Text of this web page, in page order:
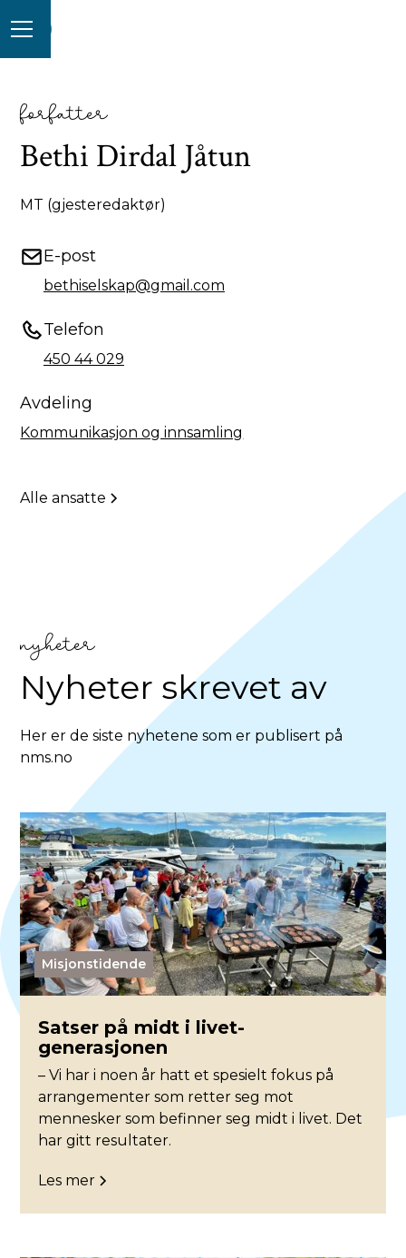
forfatter
Bethi Dirdal Jåtun
MT (gjesteredaktør)
E-post
bethiselskap@gmail.com
Telefon
450 44 029
Avdeling
Kommunikasjon og innsamling
Alle ansatte
nyheter
Nyheter skrevet av
Her er de siste nyhetene som er publisert på
nms.no
Misjonstidende
Satser på midt i livet-
generasjonen
– Vi har i noen år hatt et spesielt fokus på
arrangementer som retter seg mot
mennesker som befinner seg midt i livet. Det
har gitt resultater.
Les mer